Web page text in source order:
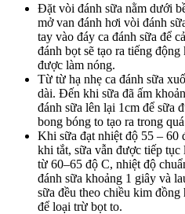
Đặt vòi đánh sữa nằm dưới
mở van đánh hơi vòi đánh
tay vào đáy ca đánh sữa để
đánh bọt sẽ tạo ra tiếng
được làm nóng.
Từ từ hạ nhẹ ca đánh sữa
dài. Đến khi sữa đã ấm
đánh sữa lên lại 1cm để sữa
bong bóng to tạo ra trong
Khi sữa đạt nhiệt độ 55 – 60
khi tắt, sữa vẫn được tiếp tục
từ 60–65 độ C, nhiệt độ
đánh sữa khoảng 1 giây và
sữa đều theo chiều kim đồng
để loại trừ bọt to.